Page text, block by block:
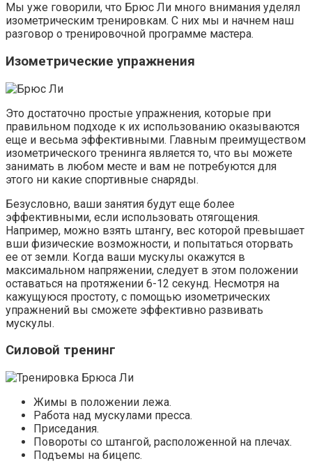
Мы уже говорили, что Брюс Ли много внимания уделял
изометрическим тренировкам. С них мы и начнем наш
разговор о тренировочной программе мастера.
Изометрические упражнения
Это достаточно простые упражнения, которые при
правильном подходе к их использованию оказываются
еще и весьма эффективными. Главным преимуществом
изометрического тренинга является то, что вы можете
занимать в любом месте и вам не потребуются для
этого ни какие спортивные снаряды.
Безусловно, ваши занятия будут еще более
эффективными, если использовать отягощения.
Например, можно взять штангу, вес которой превышает
вши физические возможности, и попытаться оторвать
ее от земли. Когда ваши мускулы окажутся в
максимальном напряжении, следует в этом положении
оставаться на протяжении 6-12 секунд. Несмотря на
кажущуюся простоту, с помощью изометрических
упражнений вы сможете эффективно развивать
мускулы.
Силовой тренинг
Жимы в положении лежа.
Работа над мускулами пресса.
Приседания.
Повороты со штангой, расположенной на плечах.
Подъемы на бицепс.